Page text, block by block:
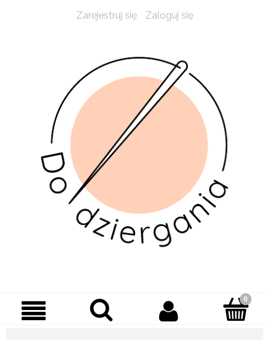
Zarejestruj się Zaloguj się